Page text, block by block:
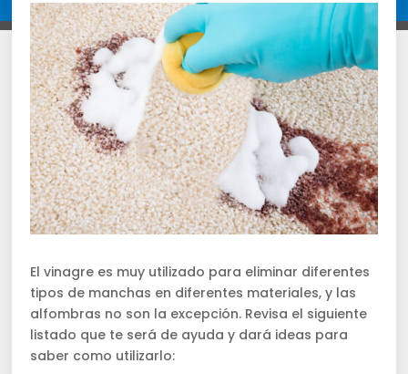
El vinagre es muy utilizado para eliminar diferentes
tipos de manchas en diferentes materiales, y las
alfombras no son la excepción. Revisa el siguiente
listado que te será de ayuda y dará ideas para
saber como utilizarlo: